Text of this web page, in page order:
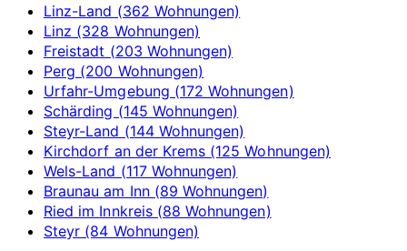
Linz-Land (362 Wohnungen)
Linz (328 Wohnungen)
Freistadt (203 Wohnungen)
Perg (200 Wohnungen)
Urfahr-Umgebung (172 Wohnungen)
Schärding (145 Wohnungen)
Steyr-Land (144 Wohnungen)
Kirchdorf an der Krems (125 Wohnungen)
Wels-Land (117 Wohnungen)
Braunau am Inn (89 Wohnungen)
Ried im Innkreis (88 Wohnungen)
Steyr (84 Wohnungen)